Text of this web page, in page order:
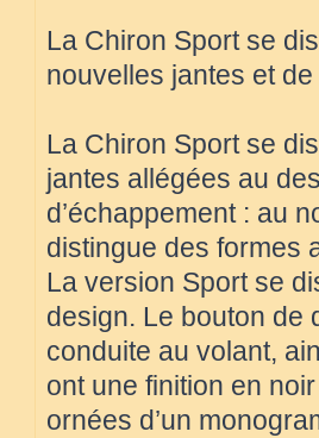
La Chiron Sport se
nouvelles jantes et
La Chiron Sport se
jantes allégées au
d’échappement : au
distingue des formes
La version Sport se
design. Le bouton de
conduite au volant,
ont une finition en
ornées d’un